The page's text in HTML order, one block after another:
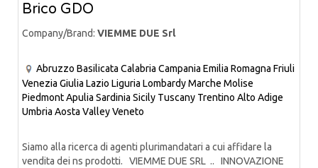
Brico GDO
Company/Brand: VIEMME DUE Srl
Abruzzo Basilicata Calabria Campania Emilia Romagna Friuli
Venezia Giulia Lazio Liguria LombardyMarche Molise
PiedmontApulia Sardinia Sicily Tuscany Trentino Alto Adige
Umbria Aosta ValleyVeneto
Siamo alla ricerca di agenti plurimandatari a cui affidare la
vendita dei ns prodotti. VIEMME DUE SRL .. INNOVAZIONE